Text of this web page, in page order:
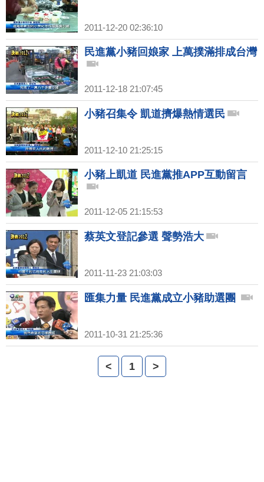
2011-12-20 02:36:10
民進黨小豬回娘家 上萬撲滿排成台灣
2011-12-18 21:07:45
小豬召集令 凱道擠爆熱情選民
2011-12-10 21:25:15
小豬上凱道 民進黨推APP互動留言
2011-12-05 21:15:53
蔡英文登記參選 聲勢浩大
2011-11-23 21:03:03
匯集力量 民進黨成立小豬助選團
2011-10-31 21:25:36
< 1 >